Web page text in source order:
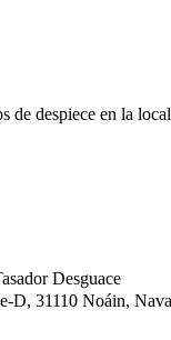
de despiece en la
Desguace
D, 31110 Noáin,